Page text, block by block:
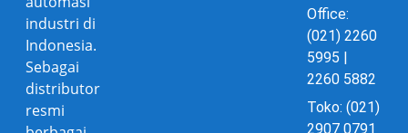
industri di
Indonesia.
Sebagai
distributor
resmi
Office:
(021) 2260
5995 |
2260 5882
Toko: (021)
2907 0791